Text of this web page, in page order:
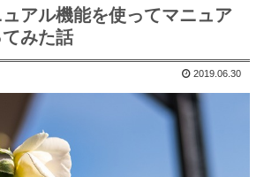
アル機能を使ってマニュア
みた話
2019.06.30